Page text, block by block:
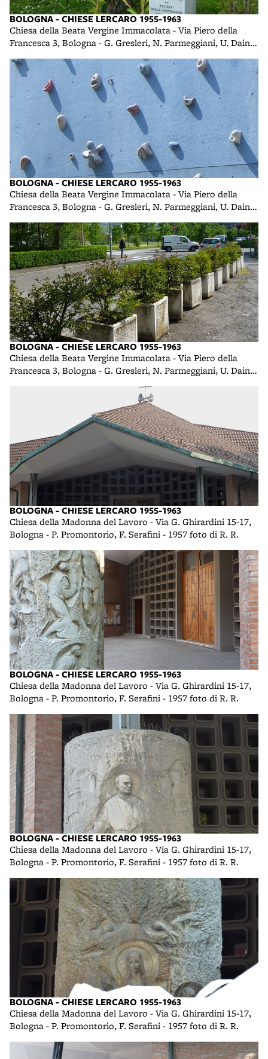
BOLOGNA - CHIESE LERCARO 1955-1963
Chiesa della Beata Vergine Immacolata - Via Piero della
Francesca 3, Bologna - G. Gresleri, N. Parmeggiani, U. Daini -
BOLOGNA - CHIESE LERCARO 1955-1963
Chiesa della Beata Vergine Immacolata - Via Piero della
Francesca 3, Bologna - G. Gresleri, N. Parmeggiani, U. Daini -
R.
BOLOGNA - CHIESE LERCARO 1955-1963
Chiesa della Beata Vergine Immacolata - Via Piero della
Francesca 3, Bologna - G. Gresleri, N. Parmeggiani, U. Daini -
BOLOGNA - CHIESE LERCARO 1955-1963
Chiesa della Madonna del Lavoro - Via G. Ghirardini 15-17,
Bologna - P. Promontorio, F. Serafini - 1957 foto di R. R.
BOLOGNA - CHIESE LERCARO 1955-1963
Chiesa della Madonna del Lavoro - Via G. Ghirardini 15-17,
Bologna - P. Promontorio, F. Serafini - 1957 foto di R. R.
BOLOGNA - CHIESE LERCARO 1955-1963
Chiesa della Madonna del Lavoro - Via G. Ghirardini 15-17,
Bologna - P. Promontorio, F. Serafini - 1957 foto di R. R.
BOLOGNA - CHIESE LERCARO 1955-1963
Chiesa della Madonna del Lavoro - Via G. Ghirardini 15-17,
Bologna - P. Promontorio, F. Serafini - 1957 foto di R. R.